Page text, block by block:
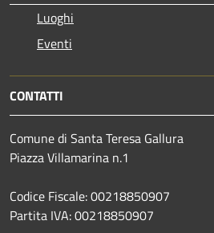
Luoghi
Eventi
CONTATTI
Comune di Santa Teresa Gallura
Piazza Villamarina n.1
Codice Fiscale: 00218850907
Partita IVA: 00218850907